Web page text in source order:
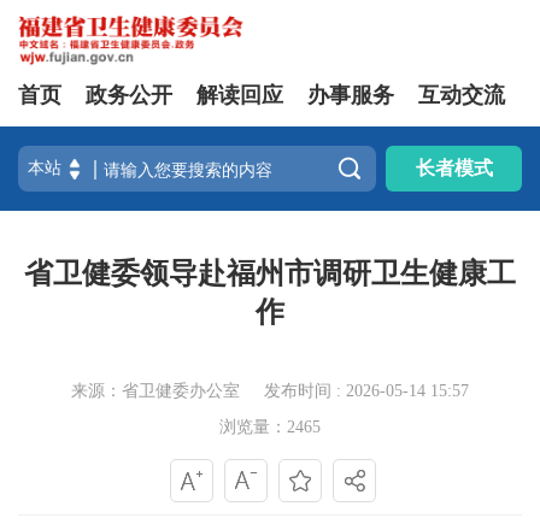
首页 政务公开 解读回应 办事服务 互动交流
 长者模式
省卫健委领导赴福州市调研卫生健康工
作
来源：省卫健委办公室
发布时间 : 2026-05-14 15:57
浏览量：2465